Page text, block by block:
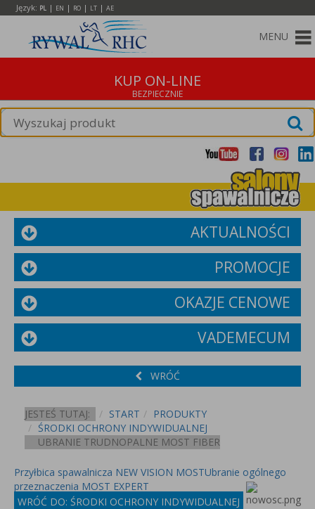
Język: PL | EN | RO | LT | AE
MENU
KUP ON-LINE
AKTUALNOŚCI
PROMOCJE
OKAZJE CENOWE
VADEMECUM
WRÓĆ
JESTEŚ TUTAJ: START
PRODUKTY
ŚRODKI OCHRONY INDYWIDUALNEJ
UBRANIE TRUDNOPALNE MOST FIBER
Przyłbica spawalnicza NEW VISION MOSTUbranie ogólnego
przeznaczenia MOST EXPERT
WRÓĆ DO: ŚRODKI OCHRONY INDYWIDUALNEJ